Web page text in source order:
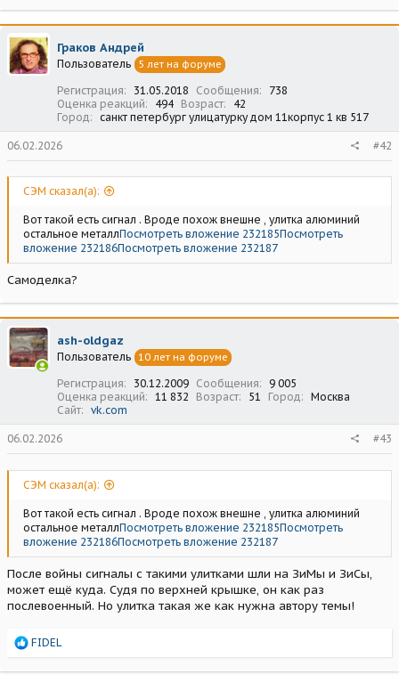
а
к
ц
и
и
Граков Андрей
Пользователь 5 лет на форуме
Регистрация 31.05.2018 Сообщения
738
Оценка реакций
494 Возраст
42
Город
санкт петербург улицатурку дом 11корпус 1 кв 517
06.02.2026 #42
СЭМ сказал(а):
Вот такой есть сигнал . Вроде похож внешне , улитка алюминий
остальное металлПосмотреть вложение 232185Посмотреть
вложение 232186Посмотреть вложение 232187
Самоделка?
ash-oldgaz
Пользователь 10 лет на форуме
Регистрация 30.12.2009 Сообщения
9 005
Оценка реакций
11 832 Возраст 51 Город
Москва
Сайт
vk.com
06.02.2026 #43
СЭМ сказал(а):
Вот такой есть сигнал . Вроде похож внешне , улитка алюминий
остальное металлПосмотреть вложение 232185Посмотреть
вложение 232186Посмотреть вложение 232187
После войны сигналы с такими улитками шли на ЗиМы и ЗиСы,
может ещё куда. Судя по верхней крышке, он как раз
послевоенный. Но улитка такая же как нужна автору темы!
Р
а
FIDEL